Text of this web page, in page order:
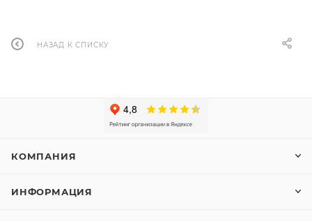
НАЗАД К СПИСКУ
КОМПАНИЯ
ИНФОРМАЦИЯ